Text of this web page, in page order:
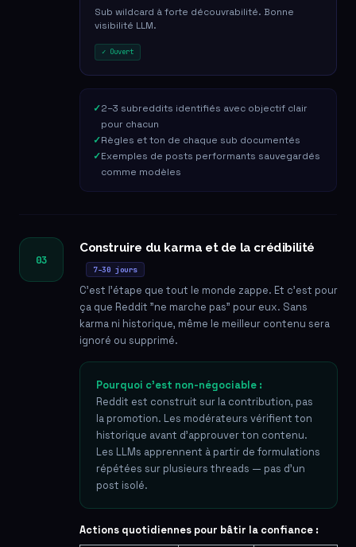
Sub wildcard à forte découvrabilité. Bonne
visibilité LLM.
✓ Ouvert
2–3 subreddits identifiés avec objectif clair
pour chacun
Règles et ton de chaque sub documentés
Exemples de posts performants sauvegardés
comme modèles
03
Construire du karma et de la crédibilité
7–30 jours
C'est l'étape que tout le monde zappe. Et c'est pour
ça que Reddit "ne marche pas" pour eux. Sans
karma ni historique, même le meilleur contenu sera
ignoré ou supprimé.
Pourquoi c'est non-négociable :
Reddit est construit sur la contribution, pas
la promotion. Les modérateurs vérifient ton
historique avant d'approuver ton contenu.
Les LLMs apprennent à partir de formulations
répétées sur plusieurs threads — pas d'un
post isolé.
Actions quotidiennes pour bâtir la confiance :